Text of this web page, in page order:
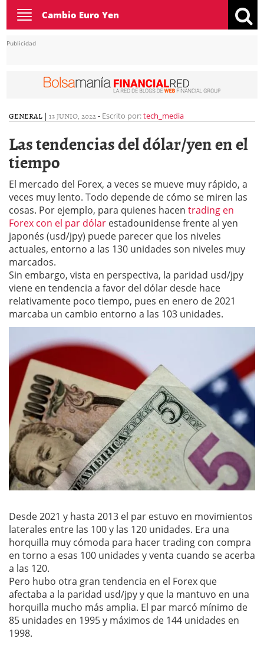
Toggle
navigation
Cambio Euro Yen
Publicidad
GENERAL | 13 JUNIO, 2022- Escrito por:tech_media
Las tendencias del dólar/yen en el
tiempo
El mercado del Forex, a veces se mueve muy rápido, a
veces muy lento. Todo depende de cómo se miren las
cosas. Por ejemplo, para quienes hacen trading en
Forex con el par dólar estadounidense frente al yen
japonés (usd/jpy) puede parecer que los niveles
actuales, entorno a las 130 unidades son niveles muy
marcados.
Sin embargo, vista en perspectiva, la paridad usd/jpy
viene en tendencia a favor del dólar desde hace
relativamente poco tiempo, pues en enero de 2021
marcaba un cambio entorno a las 103 unidades.
Desde 2021 y hasta 2013 el par estuvo en movimientos
laterales entre las 100 y las 120 unidades. Era una
horquilla muy cómoda para hacer trading con compra
en torno a esas 100 unidades y venta cuando se acerba
a las 120.
Pero hubo otra gran tendencia en el Forex que
afectaba a la paridad usd/jpy y que la mantuvo en una
horquilla mucho más amplia. El par marcó mínimo de
85 unidades en 1995 y máximos de 144 unidades en
1998.